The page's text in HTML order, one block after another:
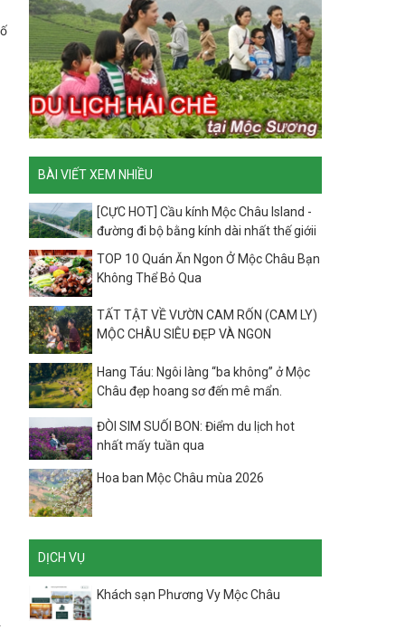
BÀI VIẾT XEM NHIỀU
[CỰC HOT] Cầu kính Mộc Châu Island -
đường đi bộ bằng kính dài nhất thế giớii
TOP 10 Quán Ăn Ngon Ở Mộc Châu Bạn
Không Thể Bỏ Qua
TẤT TẬT VỀ VƯỜN CAM RỐN (CAM LY)
MỘC CHÂU SIÊU ĐẸP VÀ NGON
Hang Táu: Ngôi làng “ba không” ở Mộc
Châu đẹp hoang sơ đến mê mẩn.
ĐÒI SIM SUỐI BON: Điểm du lịch hot
nhất mấy tuần qua
Hoa ban Mộc Châu mùa 2026
DỊCH VỤ
Khách sạn Phương Vy Mộc Châu